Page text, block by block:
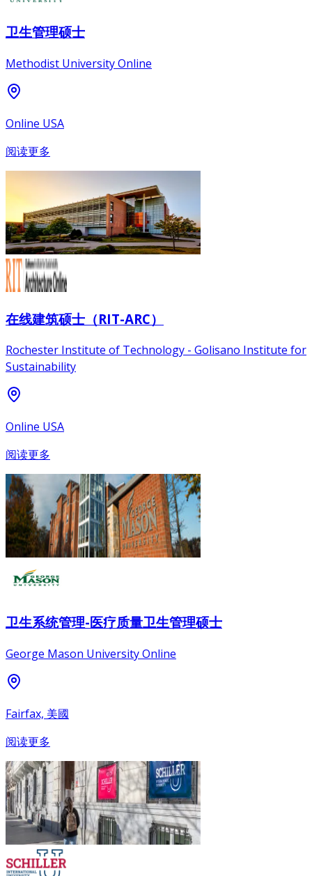
卫生管理硕士
Methodist University Online
Online USA
阅读更多
在线建筑硕士（RIT-ARC）
Rochester Institute of Technology - Golisano Institute for
Sustainability
Online USA
阅读更多
卫生系统管理-医疗质量卫生管理硕士
George Mason University Online
Fairfax, 美國
阅读更多